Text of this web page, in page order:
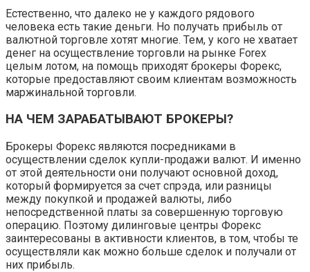
Естественно, что далеко не у каждого рядового
человека есть такие деньги. Но получать прибыль от
валютной торговле хотят многие. Тем, у кого не хватает
денег на осуществление торговли на рынке Forex
целым лотом, на помощь приходят брокеры Форекс,
которые предоставляют своим клиентам возможность
маржинальной торговли.
НА ЧЕМ ЗАРАБАТЫВАЮТ БРОКЕРЫ?
Брокеры Форекс являются посредниками в
осуществлении сделок купли-продажи валют. И именно
от этой деятельности они получают основной доход,
который формируется за счет спрэда, или разницы
между покупкой и продажей валюты, либо
непосредственной платы за совершенную торговую
операцию. Поэтому дилинговые центры Форекс
заинтересованы в активности клиентов, в том, чтобы те
осуществляли как можно больше сделок и получали от
них прибыль.